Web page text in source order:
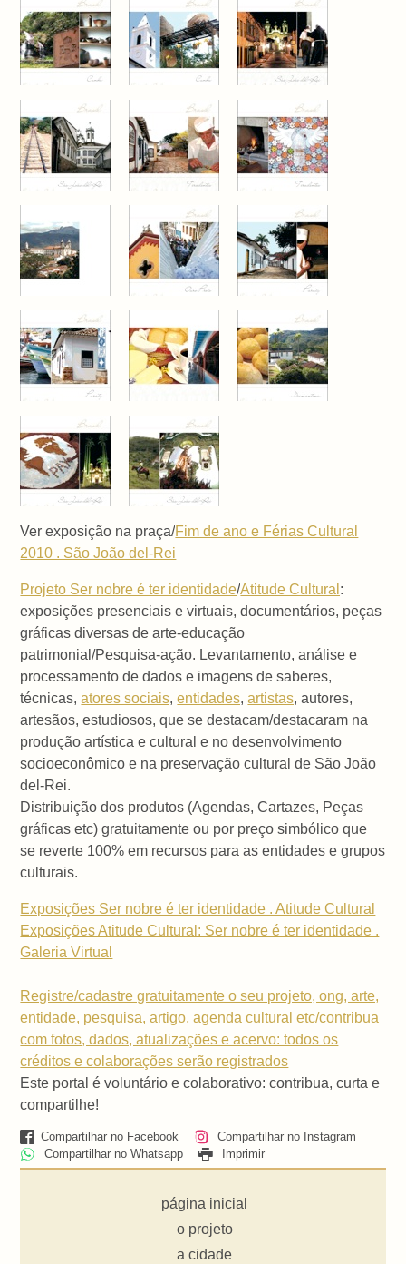
Ver exposição na praça/Fim de ano e Férias Cultural
2010 . São João del-Rei
Projeto Ser nobre é ter identidade/Atitude Cultural :
exposições presenciais e virtuais, documentários, peças
gráficas diversas de arte-educação
patrimonial/Pesquisa-ação. Levantamento, análise e
processamento de dados e imagens de saberes,
técnicas, atores sociais, entidades, artistas, autores,
artesãos, estudiosos, que se destacam/destacaram na
produção artística e cultural e no desenvolvimento
socioeconômico e na preservação cultural de São João
del-Rei.
Distribuição dos produtos (Agendas, Cartazes, Peças
gráficas etc) gratuitamente ou por preço simbólico que
se reverte 100% em recursos para as entidades e grupos
culturais.
Exposições Ser nobre é ter identidade . Atitude Cultural
Exposições Atitude Cultural: Ser nobre é ter identidade .
Galeria Virtual
Registre/cadastre gratuitamente o seu projeto, ong, arte,
entidade, pesquisa, artigo, agenda cultural etc/contribua
com fotos, dados, atualizações e acervo: todos os
créditos e colaborações serão registrados
Este portal é voluntário e colaborativo: contribua, curta e
compartilhe!
Compartilhar no Facebook
Compartilhar no Instagram
Compartilhar no Whatsapp
Imprimir
página inicial
o projeto
a cidade